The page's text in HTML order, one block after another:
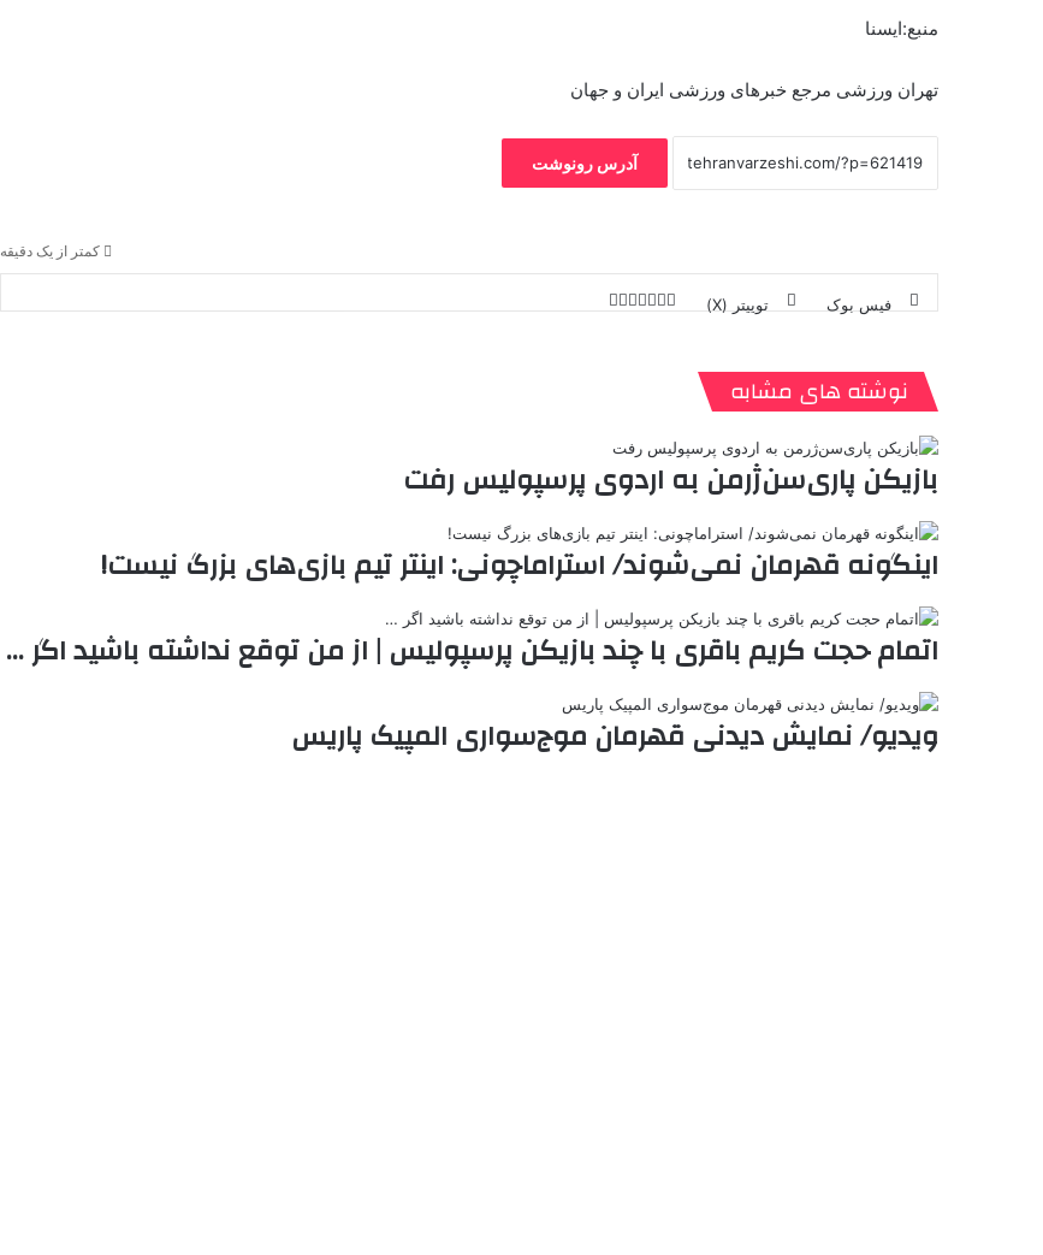
منبع:ایسنا
تهران ورزشی مرجع خبرهای ورزشی ایران و جهان
آدرس رونوشت
کمتر از یک دقیقه
فیس بوک توییتر (X)
تk
e
ه
نوشته های مشابه
بازیکن پاری‌سن‌ژرمن به اردوی پرسپولیس رفت
اینگونه قهرمان نمی‌شوند/ استراماچونی: اینتر تیم بازی‌های بزرگ نیست!
اتمام حجت کریم باقری با چند بازیکن پرسپولیس | از من توقع نداشته باشید اگر …
ویدیو/ نمایش دیدنی قهرمان موج‌سواری المپیک پاریس